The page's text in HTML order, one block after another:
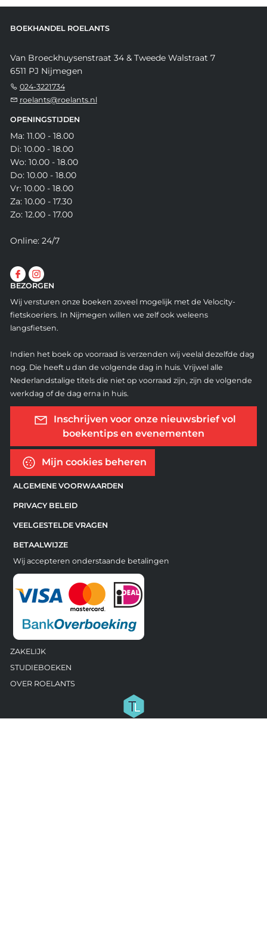
BOEKHANDEL ROELANTS
Van Broeckhuysenstraat 34 & Tweede Walstraat 7
6511 PJ Nijmegen
024-3221734
roelants@roelants.nl
OPENINGSTIJDEN
Ma: 11.00 - 18.00
Di: 10.00 - 18.00
Wo: 10.00 - 18.00
Do: 10.00 - 18.00
Vr: 10.00 - 18.00
Za: 10.00 - 17.30
Zo: 12.00 - 17.00
Online: 24/7
BEZORGEN
Wij versturen onze boeken zoveel mogelijk met de Velocity-
fietskoeriers. In Nijmegen willen we zelf ook weleens
langsfietsen.
Indien het boek op voorraad is verzenden wij veelal dezelfde dag
nog. Die heeft u dan de volgende dag in huis. Vrijwel alle
Nederlandstalige titels die niet op voorraad zijn, zijn de volgende
werkdag of de dag erna in huis.
Inschrijven voor onze nieuwsbrief vol
boekentips en evenementen
Mijn cookies beheren
ALGEMENE VOORWAARDEN
PRIVACY BELEID
VEELGESTELDE VRAGEN
BETAALWIJZE
Wij accepteren onderstaande betalingen
ZAKELIJK
STUDIEBOEKEN
OVER ROELANTS